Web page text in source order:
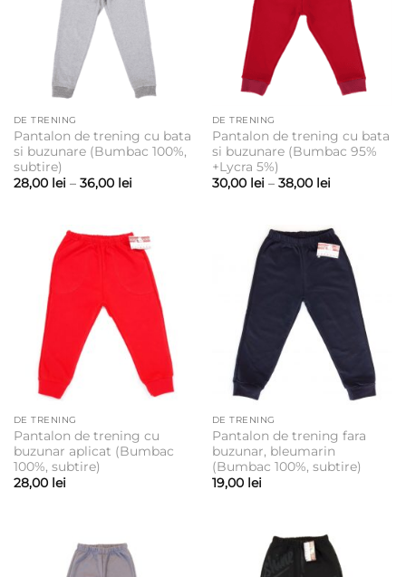
DE TRENING
Pantalon de trening cu bata
si buzunare (Bumbac 100%,
subtire)
28,00 lei – 36,00 leiInterval
până
la
36,00 lei
DE TRENING
Pantalon de trening cu bata
si buzunare (Bumbac 95%
+Lycra 5%)
30,00 lei – 38,00 leiInterval
până
la
38,00 lei
DE TRENING
Pantalon de trening cu
buzunar aplicat (Bumbac
100%, subtire)
28,00 lei
DE TRENING
Pantalon de trening fara
buzunar, bleumarin
(Bumbac 100%, subtire)
19,00 lei